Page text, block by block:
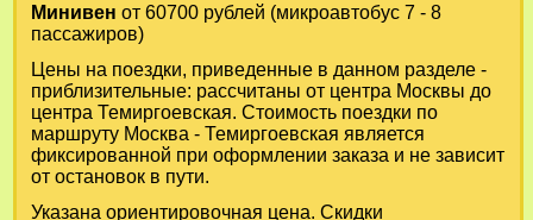
Минивен от 60700 рублей (микроавтобус 7 - 8
пассажиров)
Цены на поездки, приведенные в данном разделе -
приблизительные: рассчитаны от центра Москвы до
центра Темиргоевская. Стоимость поездки по
маршруту Москва - Темиргоевская является
фиксированной при оформлении заказа и не зависит
от остановок в пути.
Указана ориентировочная цена. Скидки